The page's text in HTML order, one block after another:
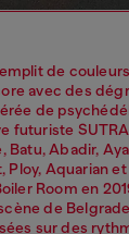
de
avec des
de
futuriste
Abadir,
Ploy, Aquarian
Room en
de
sur des